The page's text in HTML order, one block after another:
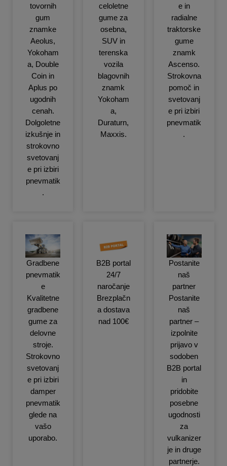
tovornih
gum
znamke
Aeolus,
Yokoham
a, Double
Coin in
Aplus po
ugodnih
cenah.
Dolgoletne
izkušnje in
strokovno
svetovanj
e pri izbiri
pnevmatik
.
celoletne
gume za
osebna,
SUV in
terenska
vozila
blagovnih
znamk
Yokoham
a,
Duraturn,
Maxxis.
e in
radialne
traktorske
gume
znamk
Ascenso.
Strokovna
pomoč in
svetovanj
e pri izbiri
pnevmatik
.
Gradbene
pnevmatik
e
Kvalitetne
gradbene
gume za
delovne
stroje.
Strokovno
svetovanj
e pri izbiri
damper
pnevmatik
glede na
vašo
uporabo.
B2B portal
24/7
naročanje
Brezplačn
a dostava
nad 100€
Postanite
naš
partner
Postanite
naš
partner –
izpolnite
prijavo v
sodoben
B2B portal
in
pridobite
posebne
ugodnosti
za
vulkanizer
je in druge
partnerje.